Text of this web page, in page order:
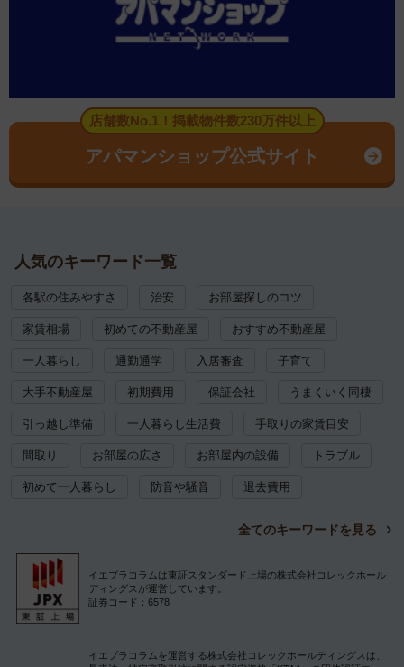
店舗数No.1！掲載物件数230万件以上
アパマンショップ公式サイト
人気のキーワード一覧
各駅の住みやすさ 治安 お部屋探しのコツ
家賃相場 初めての不動産屋 おすすめ不動産屋
一人暮らし 通勤通学 入居審査 子育て
大手不動産屋 初期費用 保証会社 うまくいく同棲
引っ越し準備 一人暮らし生活費 手取りの家賃目安
間取り お部屋の広さ お部屋内の設備 トラブル
初めて一人暮らし 防音や騒音 退去費用
全てのキーワードを見る
イエプラコラムは東証スタンダード上場の株式会社コレックホール
ディングスが運営しています。
証券コード：6578
イエプラコラムを運営する株式会社コレックホールディングスは、